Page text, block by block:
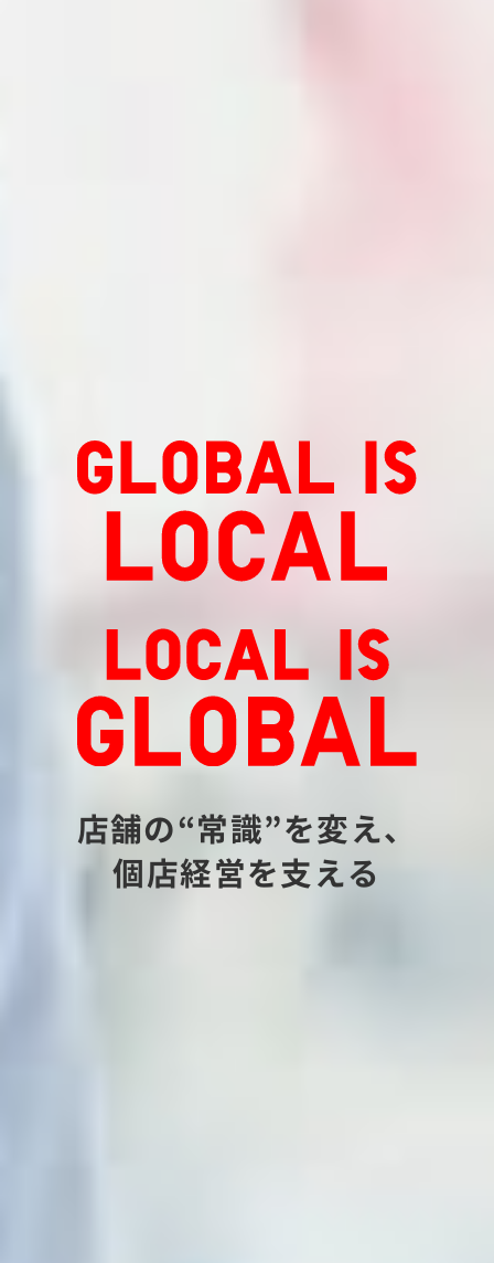
店舗の“常識”を変え、
個店経営を支える